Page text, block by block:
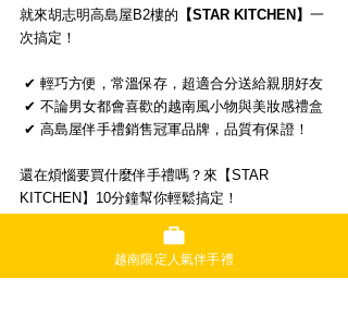
就來胡志明高島屋B2樓的 【STAR KITCHEN】 一
次搞定！
✔ 輕巧方便，常溫保存，超適合分送給親朋好友
✔ 不論男女都會喜歡的越南風小物與美妝感禮盒
✔ 高島屋伴手禮銷售冠軍品牌，品質有保證！
還在煩惱要買什麼伴手禮嗎？來【STAR
KITCHEN】10分鐘幫你輕鬆搞定！
小禮，出差途中或旅程結尾，都歡迎來選購喔！
＼出差途中也能輕鬆買到／
越南限定人氣伴手禮